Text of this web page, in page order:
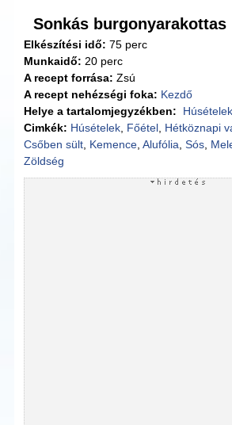
Sonkás burgonyarakottas
Elkészítési idő: 75 perc
Munkaidő: 20 perc
A recept forrása: Zsú
A recept nehézségi foka: Kezdő
Helye a tartalomjegyzékben:
Húsételek
Cimkék: Húsételek Főétel Hétköznapi
Csőben sült Kemence ,Alufólia ,Sós
Zöldség